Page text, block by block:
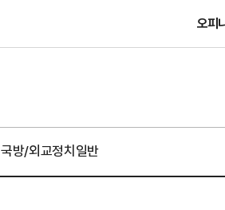
오피
국방/외교정치일반